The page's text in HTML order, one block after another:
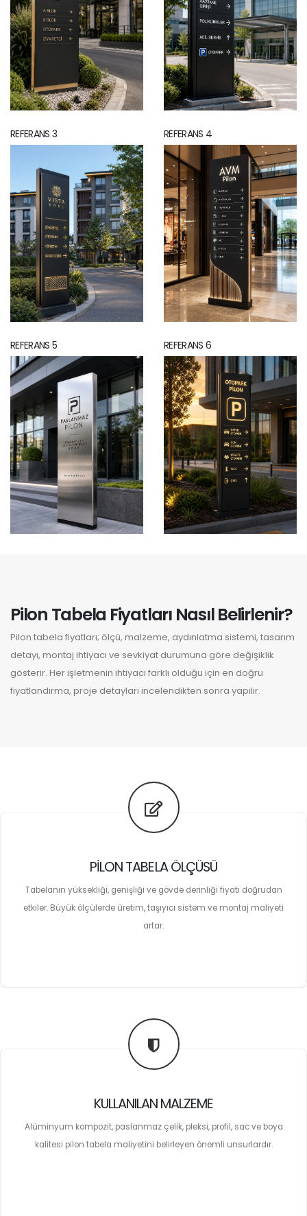
REFERANS 3 REFERANS 4
REFERANS 5 REFERANS 6
Pilon Tabela Fiyatları Nasıl Belirlenir?
Pilon tabela fiyatları; ölçü, malzeme, aydınlatma sistemi, tasarım
detayı, montaj ihtiyacı ve sevkiyat durumuna göre değişiklik
gösterir. Her işletmenin ihtiyacı farklı olduğu için en doğru
fiyatlandırma, proje detayları incelendikten sonra yapılır.
PILON TABELA ÖLÇÜSÜ
Tabelanın yüksekliği, genişliği ve gövde derinliği fiyatı doğrudan
etkiler. Büyük ölçülerde üretim, taşıyıcı sistem ve montaj maliyeti
artar.
KULLANILAN MALZEME
Alüminyum kompozit, paslanmaz çelik, pleksi, profil, sac ve boya
kalitesi pilon tabela maliyetini belirleyen önemli unsurlardır.